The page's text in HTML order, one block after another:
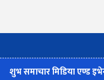
शुभ समाचार मिडिया एण्ड